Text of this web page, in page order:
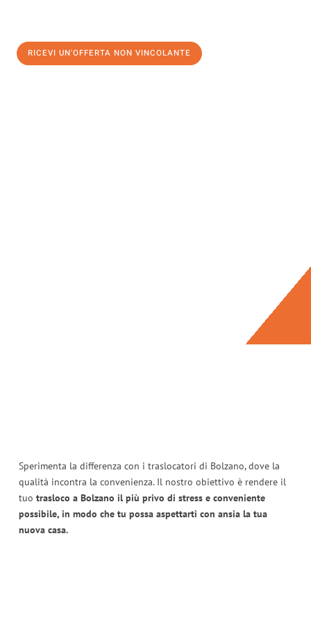
RICEVI UN'OFFERTA NON VINCOLANTE
Sperimenta la differenza con i traslocatori di Bolzano, dove la
qualità incontra la convenienza. Il nostro obiettivo è rendere il
tuo trasloco a Bolzano il più privo di stress e conveniente
possibile, in modo che tu possa aspettarti con ansia la tua
nuova casa.